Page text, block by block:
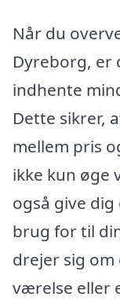
Når du
Dyreborg, er
indhente
Dette sikrer,
mellem pris
ikke kun øge
også give
brug for til
drejer sig om
værelse eller